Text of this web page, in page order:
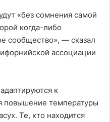
«без сомнения самой
когда-либо
сообщество», — сказал
ассоциации
к
повышение температуры
Те, кто находится